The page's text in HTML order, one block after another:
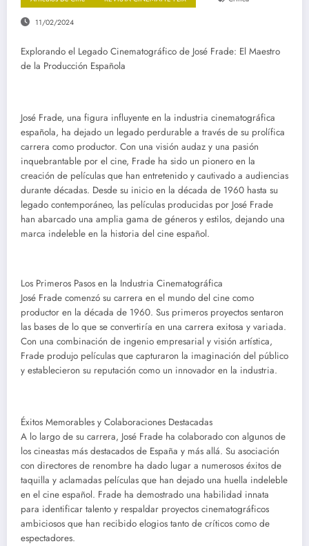
11/02/2024
Explorando el Legado Cinematográfico de José Frade: El Maestro
de la Producción Española
José Frade, una figura influyente en la industria cinematográfica
española, ha dejado un legado perdurable a través de su prolífica
carrera como productor. Con una visión audaz y una pasión
inquebrantable por el cine, Frade ha sido un pionero en la
creación de películas que han entretenido y cautivado a audiencias
durante décadas. Desde su inicio en la década de 1960 hasta su
legado contemporáneo, las películas producidas por José Frade
han abarcado una amplia gama de géneros y estilos, dejando una
marca indeleble en la historia del cine español.
Los Primeros Pasos en la Industria Cinematográfica
José Frade comenzó su carrera en el mundo del cine como
productor en la década de 1960. Sus primeros proyectos sentaron
las bases de lo que se convertiría en una carrera exitosa y variada.
Con una combinación de ingenio empresarial y visión artística,
Frade produjo películas que capturaron la imaginación del público
y establecieron su reputación como un innovador en la industria.
Éxitos Memorables y Colaboraciones Destacadas
A lo largo de su carrera, José Frade ha colaborado con algunos de
los cineastas más destacados de España y más allá. Su asociación
con directores de renombre ha dado lugar a numerosos éxitos de
taquilla y aclamadas películas que han dejado una huella indeleble
en el cine español. Frade ha demostrado una habilidad innata
para identificar talento y respaldar proyectos cinematográficos
ambiciosos que han recibido elogios tanto de críticos como de
espectadores.